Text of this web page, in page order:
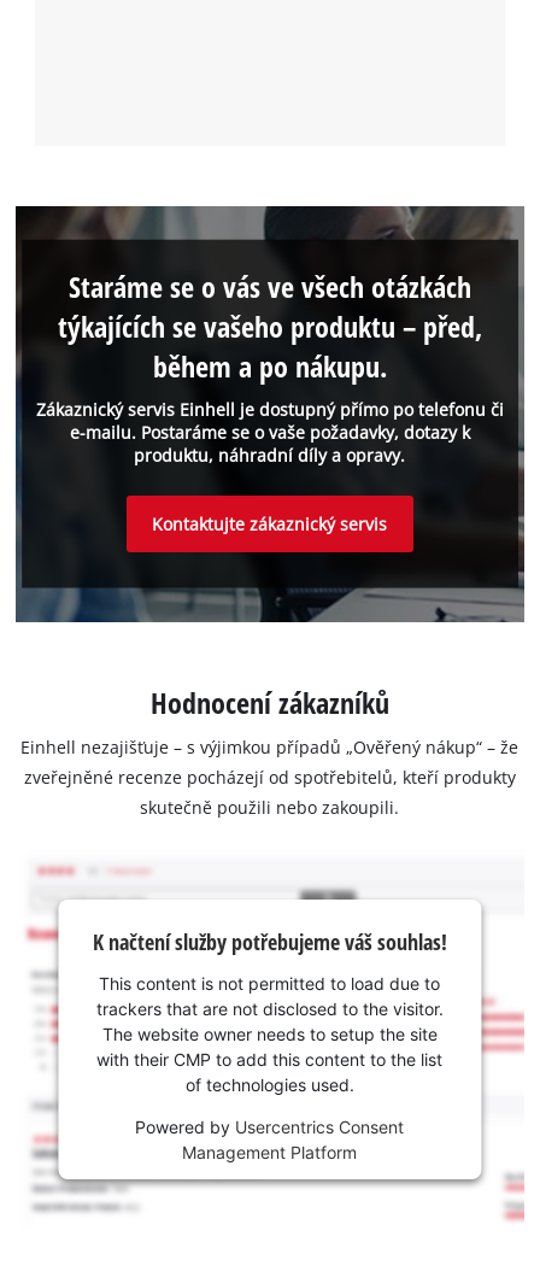
Zákaznický servis Einhell je dostupný přímo po telefonu či
e-mailu. Postaráme se o vaše požadavky, dotazy k
produktu, náhradní díly a opravy.
Staráme se o vás ve všech otázkách
týkajících se vašeho produktu – před,
během a po nákupu.
Kontaktujte zákaznický servis
Hodnocení zákazníků
Einhell nezajišťuje – s výjimkou případů „Ověřený nákup“ – že
zveřejněné recenze pocházejí od spotřebitelů, kteří produkty
skutečně použili nebo zakoupili.
K načtení služby potřebujeme váš souhlas!
This content is not permitted to load due to
trackers that are not disclosed to the visitor.
The website owner needs to setup the site
with their CMP to add this content to the list
of technologies used.
Powered by Usercentrics Consent
Management Platform